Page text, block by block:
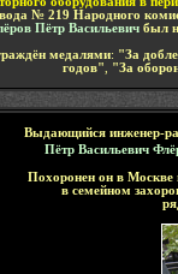
№ 219 Народного
Пётр Васильевич был
медалями: "За
годов"
"За
Выдающийся инженер-
Пётр Васильевич
Похоронен он в Москве
в семейном